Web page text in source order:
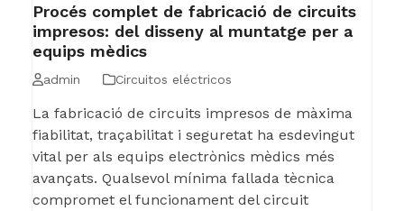
Procés complet de fabricació de circuits
impresos: del disseny al muntatge per a
equips mèdics
admin Circuitos eléctricos
La fabricació de circuits impresos de màxima
fiabilitat, traçabilitat i seguretat ha esdevingut
vital per als equips electrònics mèdics més
avançats. Qualsevol mínima fallada tècnica
compromet el funcionament del circuit